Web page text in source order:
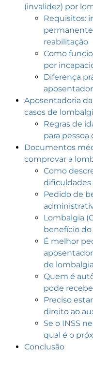
(invalidez) por
Requisitos:
reabilitação
Como
por
Diferença
Aposentadoria
casos de
Regras de
para
Documentos
comprovar a
Como
dificuldades
Pedido de
Lombalgia
benefício do
É melhor
de
Quem é
pode
Preciso
direito ao
Se o INSS
qual é o
Conclusão